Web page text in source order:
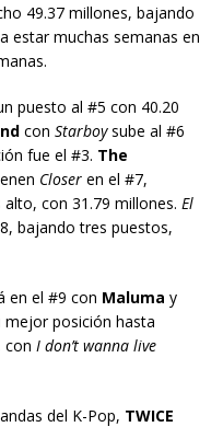
49.37 millones, bajando
estar muchas semanas en
puesto al #5 con 40.20
con Starboysube al #6
fue el #3. The
Closer en el #7,
con 31.79 millones. El
bajando tres puestos,
en el #9 con Maluma y
mejor posición hasta
con I don’t wanna live
del K-Pop, TWICE